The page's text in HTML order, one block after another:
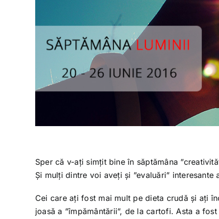
Sper că v-ați simțit bine în săptămâna
Și mulți dintre voi aveți și ”evaluări”
Cei care ați fost mai mult pe dieta crudă și ați
joasă a ”împământării”, de la cartofi. Asta a